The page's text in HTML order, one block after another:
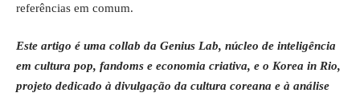
referências em comum.
Este artigo é uma collab da Genius Lab, núcleo de inteligência
em cultura pop, fandoms e economia criativa, e o Korea in Rio,
projeto dedicado à divulgação da cultura coreana e à análise